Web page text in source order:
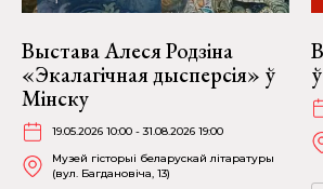
Выстава Алеся Родзіна
«Экалагічная дысперсія» ў
Мінску
19.05.2026 10:00 - 31.08.2026 19:00
Музей гісторыі беларускай літаратуры
(вул. Багдановіча, 13)